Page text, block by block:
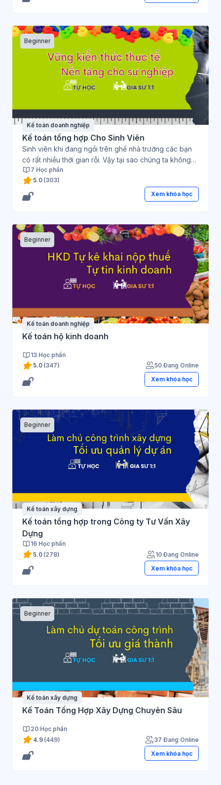
Beginner
Kế toán doanh nghiệp
Kế toán tổng hợp Cho Sinh Viên
Sinh viên khi đang ngồi trên ghế nhà trường các bạn
có rất nhiều thời gian rỗi. Vậy tại sao chúng ta không
tận dụng thời gian đó để học thêm kiến thức để chuẩn
bị hành trang cho mình khi đi xin việc làm. Đặc biệt, kế
toán là bộ phận không thể thiếu ở tất cả các tổ chức
doanh nghiệp cho nên đây là ngành học chưa bao giờ
hôm nay!
7 Học phần
5.0 (303)
Xem khóa học
Beginner
Kế toán doanh nghiệp
Kế toán hộ kinh doanh
13 Học phần
5.0 (347)
50 Đang Online
Xem khóa học
Beginner
Kế toán xây dựng
Kế toán tổng hợp trong Công ty Tư Vấn Xây
Dựng
16 Học phần
5.0 (278)
10 Đang Online
Xem khóa học
Beginner
Kế toán xây dựng
Kế Toán Tổng Hợp Xây Dựng Chuyên Sâu
20 Học phần
4.9 (449)
37 Đang Online
Xem khóa học